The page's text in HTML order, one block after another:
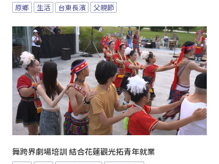
原鄉 生活 台東長濱 父親節
舞跨界劇場培訓 結合花蓮觀光拓青年就業